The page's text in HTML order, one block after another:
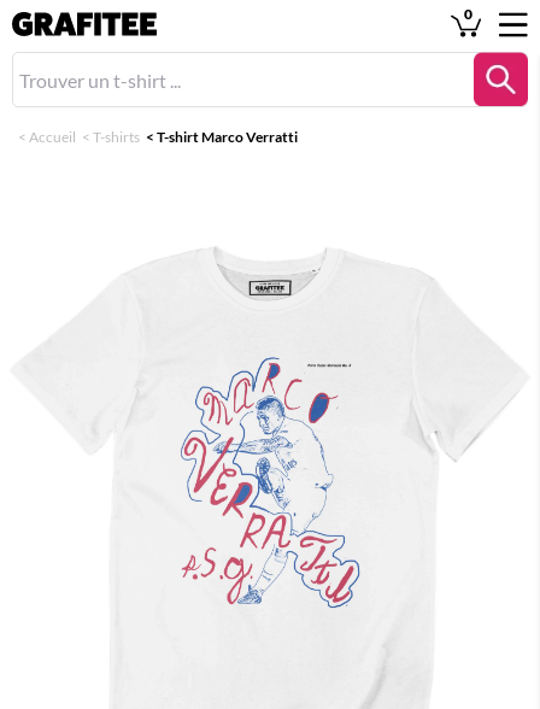
0
< Accueil < T-shirts < T-shirt Marco Verratti